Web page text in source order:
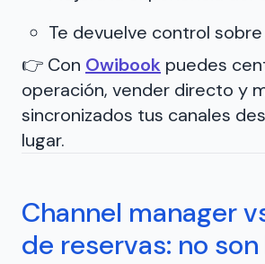
Te devuelve control
👉 Con Owibook puedes
operación, vender directo y
sincronizados tus canales
lugar.
Channel manager
de reservas: no